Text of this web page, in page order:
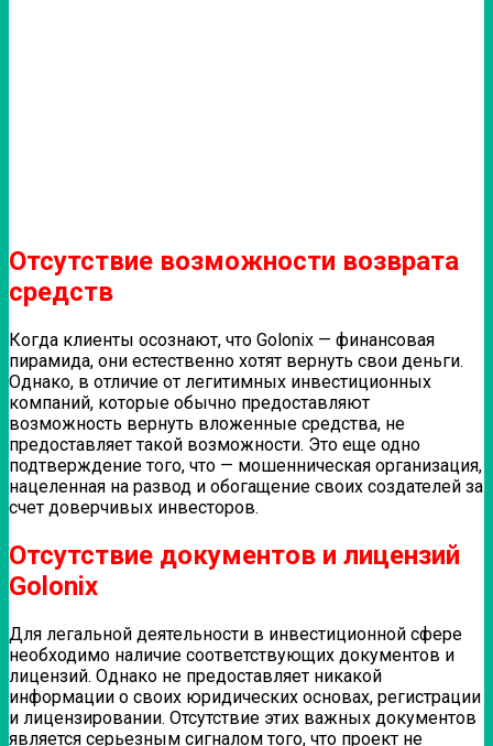
Отсутствие возможности возврата
средств
Когда клиенты осознают, что Golonix — финансовая
пирамида, они естественно хотят вернуть свои деньги.
Однако, в отличие от легитимных инвестиционных
компаний, которые обычно предоставляют
возможность вернуть вложенные средства, не
предоставляет такой возможности. Это еще одно
подтверждение того, что — мошенническая организация,
нацеленная на развод и обогащение своих создателей за
счет доверчивых инвесторов.
Отсутствие документов и лицензий
Golonix
Для легальной деятельности в инвестиционной сфере
необходимо наличие соответствующих документов и
лицензий. Однако не предоставляет никакой
информации о своих юридических основах, регистрации
и лицензировании. Отсутствие этих важных документов
является серьезным сигналом того, что проект не